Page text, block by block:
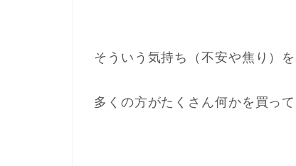
そういう気持ち（不安や焦り）
多くの方がたくさん何かを買っ